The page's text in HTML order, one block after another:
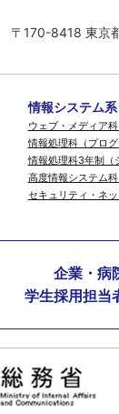
〒170-8418 東京
情報システム系
ウェブ・メディア
情報処理科（プログ
情報処理科3年制（
高度情報システム
セキュリティ・ネ
企業・病
学生採用担当